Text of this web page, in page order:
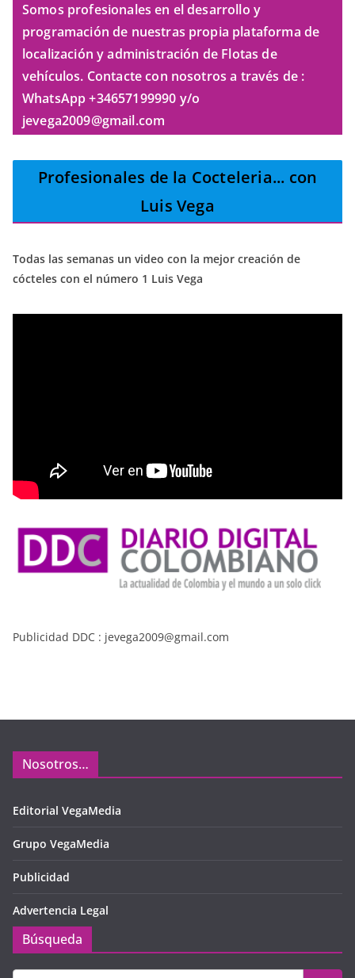
Somos profesionales en el desarrollo y
programación de nuestras propia plataforma de
localización y administración de Flotas de
vehículos. Contacte con nosotros a través de :
WhatsApp +34657199990 y/o
jevega2009@gmail.com
Profesionales de la Cocteleria... con
Luis Vega
Todas las semanas un video con la mejor creación de
cócteles con el número 1 Luis Vega
Publicidad DDC : jevega2009@gmail.com
Nosotros…
Editorial VegaMedia
Grupo VegaMedia
Publicidad
Advertencia Legal
Búsqueda